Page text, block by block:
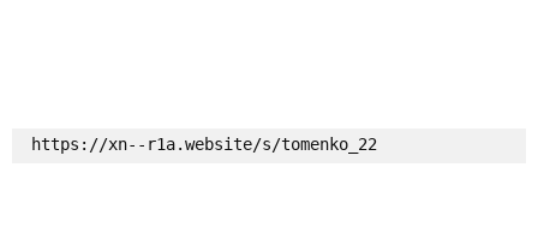
https://xn--r1a.website/s/tomenko_22